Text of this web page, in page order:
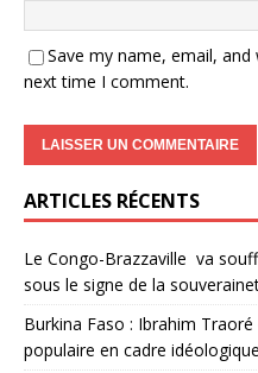
Save my name, email,
next time I comment.
ARTICLES RÉCENTS
Le Congo-Brazzaville va
sous le signe de la
Burkina Faso : Ibrahim
populaire en cadre